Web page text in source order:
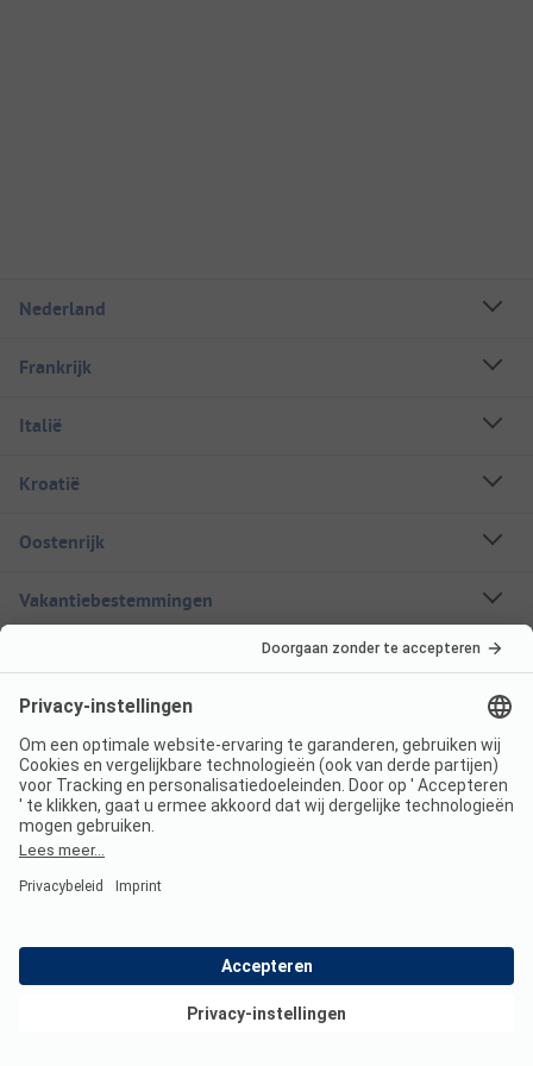
Nederland
Frankrijk
Italië
Kroatië
Oostenrijk
Vakantiebestemmingen
Een stacaravan huren
Over ANWB Camping
Volg ons